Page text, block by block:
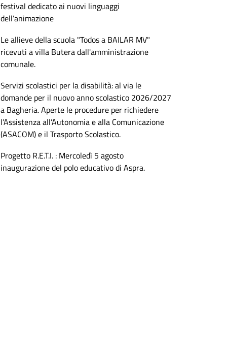
festival dedicato ai nuovi linguaggi
dell’animazione
Le allieve della scuola "Todos a BAILAR MV"
ricevuti a villa Butera dall'amministrazione
comunale.
Servizi scolastici per la disabilità: al via le
domande per il nuovo anno scolastico 2026/2027
a Bagheria. Aperte le procedure per richiedere
l’Assistenza all’Autonomia e alla Comunicazione
(ASACOM) e il Trasporto Scolastico.
Progetto R.E.T.I. : Mercoledì 5 agosto
inaugurazione del polo educativo di Aspra.